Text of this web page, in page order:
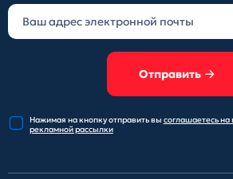
Отправить
Нажимая на кнопку отправитьвы соглашаетесь на
рекламной рассылки